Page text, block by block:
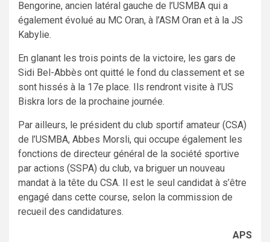
Bengorine, ancien latéral gauche de l’USMBA qui a
également évolué au MC Oran, à l’ASM Oran et à la JS
Kabylie.
En glanant les trois points de la victoire, les gars de
Sidi Bel-Abbès ont quitté le fond du classement et se
sont hissés à la 17e place. Ils rendront visite à l’US
Biskra lors de la prochaine journée.
Par ailleurs, le président du club sportif amateur (CSA)
de l’USMBA, Abbes Morsli, qui occupe également les
fonctions de directeur général de la société sportive
par actions (SSPA) du club, va briguer un nouveau
mandat à la tête du CSA. Il est le seul candidat à s’être
engagé dans cette course, selon la commission de
recueil des candidatures.
APS